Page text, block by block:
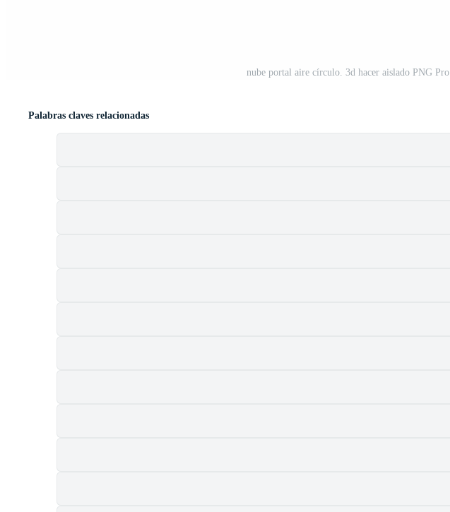
nube portal aire círculo. 3d hacer aislado PNG Pro
Palabras claves relacionadas